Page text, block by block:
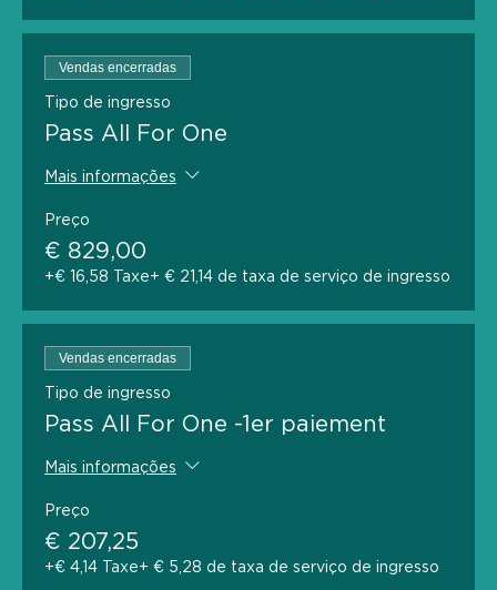
Vendas encerradas
Tipo de ingresso
Pass All For One
Mais informações
Preço
€ 829,00
+€ 16,58 Taxe+ € 21,14 de taxa de serviço de ingresso
Vendas encerradas
Tipo de ingresso
Pass All For One -1er paiement
Mais informações
Preço
€ 207,25
+€ 4,14 Taxe+ € 5,28 de taxa de serviço de ingresso